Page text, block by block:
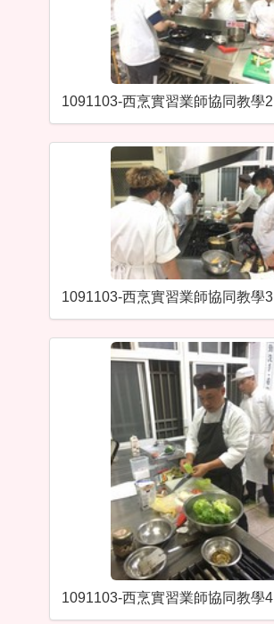
1091103-西烹實習業師協同教學2
1091103-西烹實習業師協同教學3
1091103-西烹實習業師協同教學4